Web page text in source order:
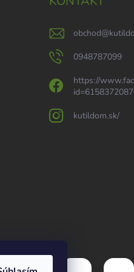
obchod@
0948787099
https://
kutildom.sk/